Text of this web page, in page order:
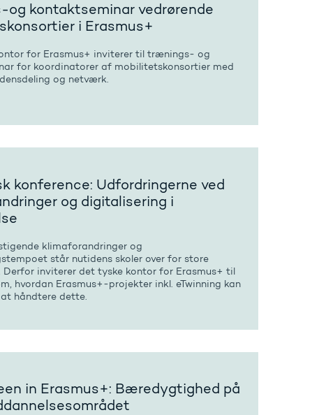
og kontaktseminar vedrørende
i Erasmus+
for Erasmus+ inviterer til trænings- og
for koordinatorer af mobilitetskonsortier med
og netværk.
konference: Udfordringerne ved
og digitalisering i
klimaforandringer og
står nutidens skoler over for store
Derfor inviterer det tyske kontor for Erasmus+ til
hvordan Erasmus+-projekter inkl. eTwinning kan
håndtere dette.
in Erasmus+: Bæredygtighed på